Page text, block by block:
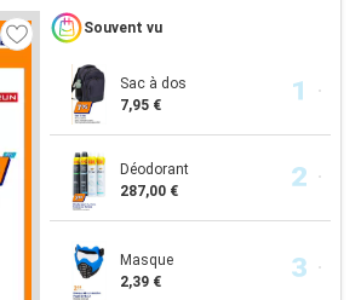
Souvent vu
Sac à dos
7,95 €
Déodorant
287,00 €
Masque
2,39 €